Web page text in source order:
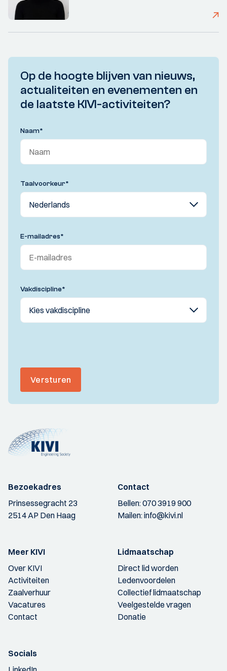
Op de hoogte blijven van nieuws,
actualiteiten en evenementen en
de laatste KIVI-activiteiten?
Naam*
Taalvoorkeur*
E-mailadres*
Vakdiscipline*
Versturen
Bezoekadres
Prinsessegracht 23
2514 AP Den Haag
Contact
Bellen:070 3919 900
Mailen:info@kivi.nl
Meer KIVI
Over KIVI
Activiteiten
Zaalverhuur
Vacatures
Contact
Lidmaatschap
Direct lid worden
Ledenvoordelen
Collectief lidmaatschap
Veelgestelde vragen
Donatie
Socials